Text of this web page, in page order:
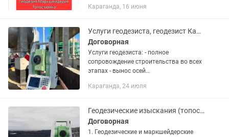
нительная съемка (ввод в
с плана...
Караганда, 16 июня
Услуги геодезиста, геодезист Караганда
Договорная
Услуги геодезиста: - полное
сопровождение строительства во всех
этапах - вынос осей
сложности - вынос высотных отметок -
диагонали вашего...
Караганда, 24 июля
Геодезические изыскания (топосъемка, вынос в натуру и т.п)
Договорная
1. Геодезические и маркшейдерские